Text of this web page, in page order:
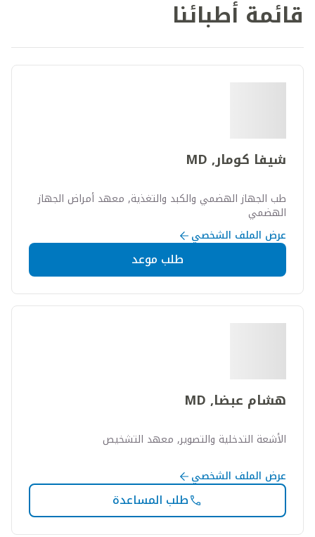
قائمة أطبائنا
شيفا كومار, MD
طب الجهاز الهضمي والكبد والتغذية, معهد أمراض الجهاز
الهضمي
عرض الملف الشخصي
طلب موعد
هشام عبضا, MD
الأشعة التدخلية والتصوير, معهد التشخيص
عرض الملف الشخصي
طلب المساعدة